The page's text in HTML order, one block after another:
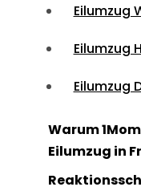
Eilumzug
Eilumzug
Eilumzug
Warum
Eilumzug in